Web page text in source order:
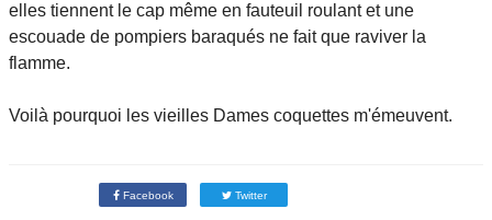
elles tiennent le cap même en fauteuil roulant et une
escouade de pompiers baraqués ne fait que raviver la
flamme.
Voilà pourquoi les vieilles Dames coquettes m'émeuvent.
Facebook Twitter